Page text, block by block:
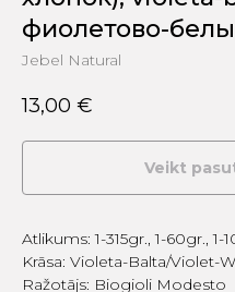
фиолетово-
Jebel Natural
13,00 €
Veikt
Atlikums: 1-315gr., 1-60gr., 1-
Krāsa: Violeta-Balta/
Ražotājs: Biogioli Modesto